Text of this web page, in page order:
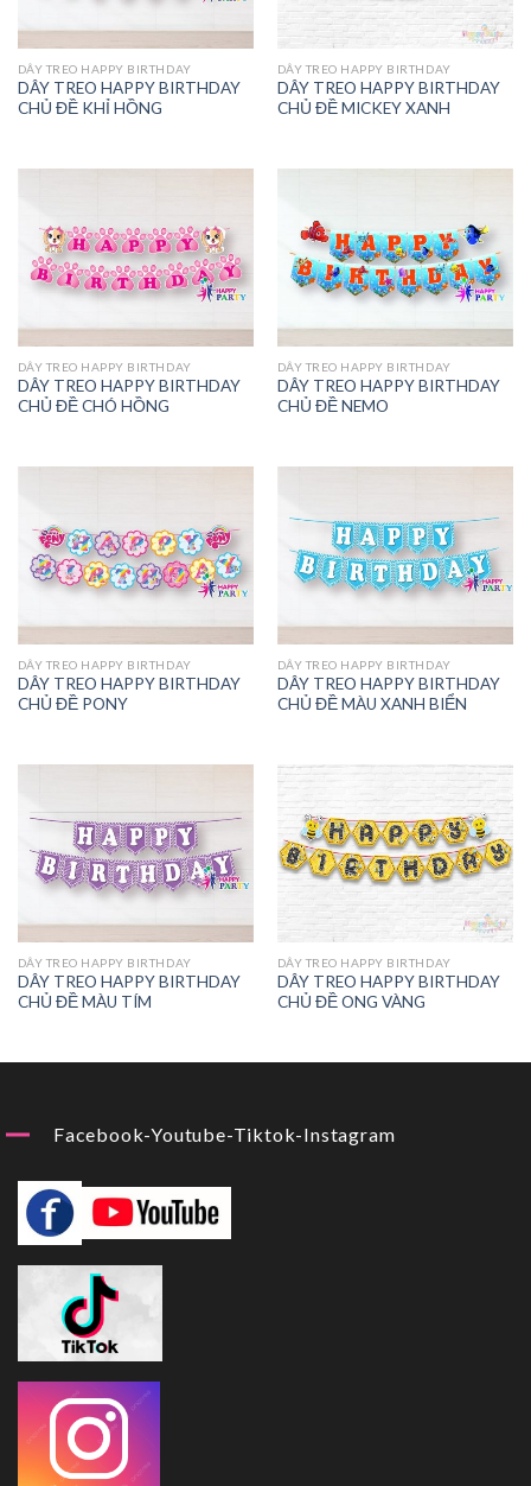
DÂY TREO HAPPY BIRTHDAY
DÂY TREO HAPPY BIRTHDAY
CHỦ ĐỀ KHỈ HỒNG
DÂY TREO HAPPY BIRTHDAY
DÂY TREO HAPPY BIRTHDAY
CHỦ ĐỀ MICKEY XANH
DÂY TREO HAPPY BIRTHDAY
DÂY TREO HAPPY BIRTHDAY
CHỦ ĐỀ CHÓ HỒNG
DÂY TREO HAPPY BIRTHDAY
DÂY TREO HAPPY BIRTHDAY
CHỦ ĐỀ NEMO
DÂY TREO HAPPY BIRTHDAY
DÂY TREO HAPPY BIRTHDAY
CHỦ ĐỀ PONY
DÂY TREO HAPPY BIRTHDAY
DÂY TREO HAPPY BIRTHDAY
CHỦ ĐỀ MÀU XANH BIỂN
DÂY TREO HAPPY BIRTHDAY
DÂY TREO HAPPY BIRTHDAY
CHỦ ĐỀ MÀU TÍM
DÂY TREO HAPPY BIRTHDAY
DÂY TREO HAPPY BIRTHDAY
CHỦ ĐỀ ONG VÀNG
Facebook-Youtube-Tiktok-Instagram